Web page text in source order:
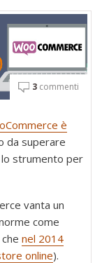
3 commenti
è
da superare
strumento per
vanta un
come
nel 2014
online).